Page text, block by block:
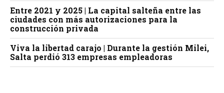
Entre 2021 y 2025 | La capital salteña entre las
ciudades con más autorizaciones para la
construcción privada
Viva la libertad carajo | Durante la gestión Milei,
Salta perdió 313 empresas empleadoras